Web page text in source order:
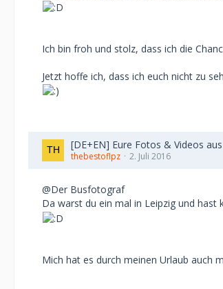
Ich bin froh und stolz, dass ich die
Jetzt hoffe ich, dass ich euch nicht zu
[DE+EN] Eure Fotos & Videos
thebestoflpz 2. Juli 2016
@Der Busfotograf
Da warst du ein mal in Leipzig und
Mich hat es durch meinen Urlaub auch